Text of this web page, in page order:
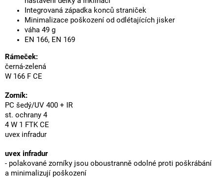
Integrovaná západka konců straniček
Minimalizace poškození od odlétajících jisker
váha 49 g
EN 166, EN 169
Rámeček:
černá-zelená
W 166 F CE
Zorník:
PC šedý/UV 400 + IR
st. ochrany 4
4 W 1 FTK CE
uvex infradur
uvex infradur
- polakované zorníky jsou oboustranně odolné proti poškrábání
a minimalizují poškození